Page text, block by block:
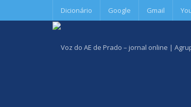
Dicionário Google Gmail